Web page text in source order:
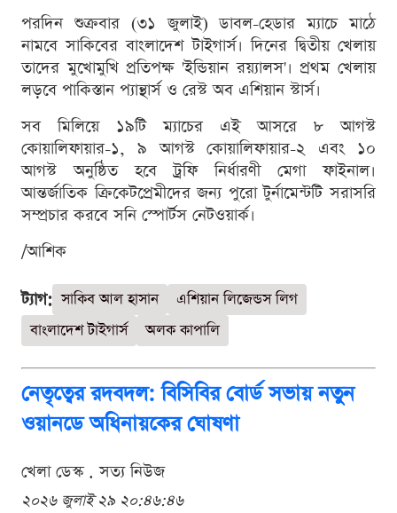
পরদিন শুক্রবার (৩১ জুলাই) ডাবল-হেডার ম্যাচে মাঠে
নামবে সাকিবের বাংলাদেশ টাইগার্স। দিনের দ্বিতীয় খেলায়
তাদের মুখোমুখি প্রতিপক্ষ 'ইন্ডিয়ান রয়্যালস'। প্রথম খেলায়
লড়বে পাকিস্তান প্যান্থার্স ও রেস্ট অব এশিয়ান স্টার্স।
সব মিলিয়ে ১৯টি ম্যাচের এই আসরে ৮ আগস্ট
কোয়ালিফায়ার-১, ৯ আগস্ট কোয়ালিফায়ার-২ এবং ১০
আগস্ট অনুষ্ঠিত হবে ট্রফি নির্ধারণী মেগা ফাইনাল।
আন্তর্জাতিক ক্রিকেটপ্রেমীদের জন্য পুরো টুর্নামেন্টটি সরাসরি
সম্প্রচার করবে সনি স্পোর্টস নেটওয়ার্ক।
/আশিক
ট্যাগ: সাকিব আল হাসান
এশিয়ান লিজেন্ডস লিগ
বাংলাদেশ টাইগার্স
অলক কাপালি
নেতৃত্বের রদবদল: বিসিবির বোর্ড সভায় নতুন
ওয়ানডে অধিনায়কের ঘোষণা
খেলা ডেস্ক . সত্য নিউজ
২০২৬ জুলাই ২৯ ২০:৪৬:৪৬